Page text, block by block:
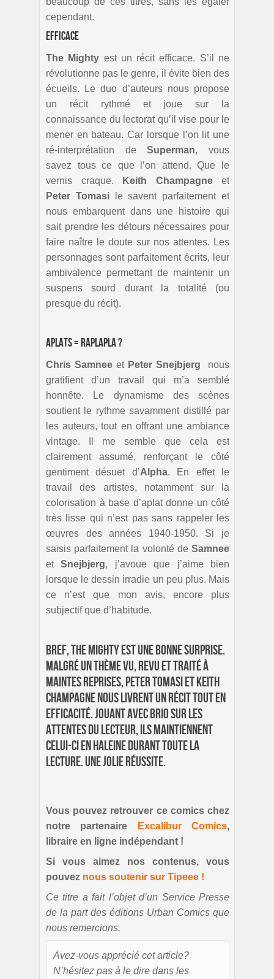
cependant.
Efficace
The Mighty est un récit efficace. S’il ne
révolutionne pas le genre, il évite bien des
écueils. Le duo d’auteurs nous propose
un récit rythmé et joue sur la
connaissance du lectorat qu’il vise pour le
mener en bateau. Car lorsque l’on lit une
ré-interprétation deSuperman, vous
savez tous ce que l’on attend. Que le
vernis craque.
Keith Champagneet
Peter Tomasi
le savent parfaitement et
nous embarquent dans une histoire qui
sait prendre les détours nécessaires pour
faire naître le doute sur nos attentes. Les
personnages sont parfaitement écrits, leur
ambivalence permettant de maintenir un
suspens sourd durant la totalité (ou
presque du récit).
Aplats = raplapla ?
Chris Samnee et Peter Snejbjerg
nous
gratifient d’un travail qui m’a semblé
honnête. Le dynamisme des scènes
soutient le rythme savamment distillé par
les auteurs, tout en offrant une ambiance
vintage. Il me semble que cela est
clairement assumé, renforçant le côté
gentiment désuet d’Alpha. En effet le
travail des artistes, notamment sur la
colorisation à base d’aplat donne un côté
très lisse qui n’est pas sans rappeler les
œuvres des années 1940-1950. Si je
saisis parfaitement la volonté de Samnee
etSnejbjerg, j’avoue que j’aime bien
lorsque le dessin irradie un peu plus. Mais
ce n’est que mon avis, encore plus
subjectif que d’habitude.
Bref, The Mighty est une bonne surprise.
Malgré un thème vu, revu et traité à
maintes reprises, Peter Tomasi et Keith
Champagne nous livrent un récit tout en
efficacité. Jouant avec brio sur les
attentes du lecteur, ils maintiennent
celui-ci en haleine durant toute la
lecture. Une jolie réussite.
Vous pouvez retrouver ce comics chez
notre partenaire
Excalibur Comics,
libraire en ligne indépendant !
Si vous aimez nos contenus, vous
pouvez nous soutenir sur Tipeee !
Ce titre a fait l’objet d’un Service Presse
de la part des éditions Urban Comics que
nous remercions.
Avez-vous apprécié cet article?
N’hésitez pas à le dire dans les